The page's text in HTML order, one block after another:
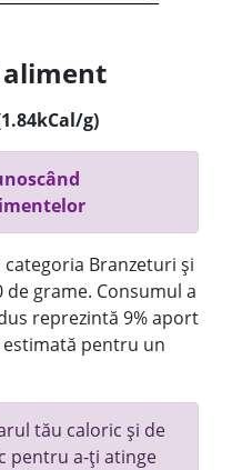
g)
Branzeturi și
grame. Consumul a
reprezintă 9% aport
pentru un
tău caloric și de
pentru a-ți atinge